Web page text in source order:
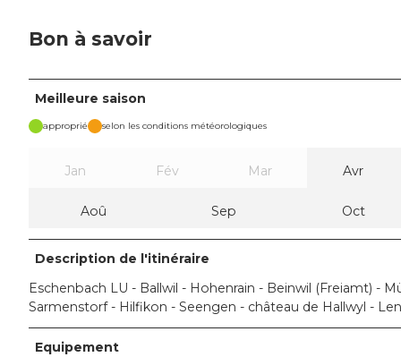
Bon à savoir
Meilleure saison
approprié selon les conditions météorologiques
Jan Fév Mar Avr
Aoû Sep Oct
Description de l'itinéraire
Eschenbach LU - Ballwil - Hohenrain - Beinwil (Freiamt) -
Sarmenstorf - Hilfikon - Seengen - château de Hallwyl -
Equipement